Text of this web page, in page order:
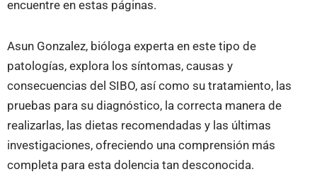
encuentre en estas páginas.
Asun Gonzalez, bióloga experta en este tipo de
patologías, explora los síntomas, causas y
consecuencias del SIBO, así como su tratamiento, las
pruebas para su diagnóstico, la correcta manera de
realizarlas, las dietas recomendadas y las últimas
investigaciones, ofreciendo una comprensión más
completa para esta dolencia tan desconocida.